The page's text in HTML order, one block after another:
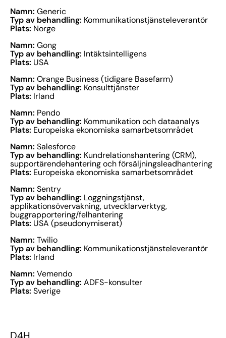
Namn: Generic
Typ av behandling: Kommunikationstjänsteleverantör
Plats: Norge
Namn: Gong
Typ av behandling: Intäktsintelligens
Plats: USA
Namn: Orange Business (tidigare Basefarm)
Typ av behandling: Konsulttjänster
Plats: Irland
Namn: Pendo
Typ av behandling: Kommunikation och dataanalys
Plats: Europeiska ekonomiska samarbetsområdet
Namn: Salesforce
Typ av behandling: Kundrelationshantering (CRM),
supportärendehantering och försäljningsleadhantering
Plats: Europeiska ekonomiska samarbetsområdet
Namn: Sentry
Typ av behandling: Loggningstjänst,
applikationsövervakning, utvecklarverktyg,
buggrapportering/felhantering
Plats: USA (pseudonymiserat)
Namn: Twilio
Typ av behandling: Kommunikationstjänsteleverantör
Plats: Irland
Namn: Vemendo
Typ av behandling: ADFS-konsulter
Plats: Sverige
D4H